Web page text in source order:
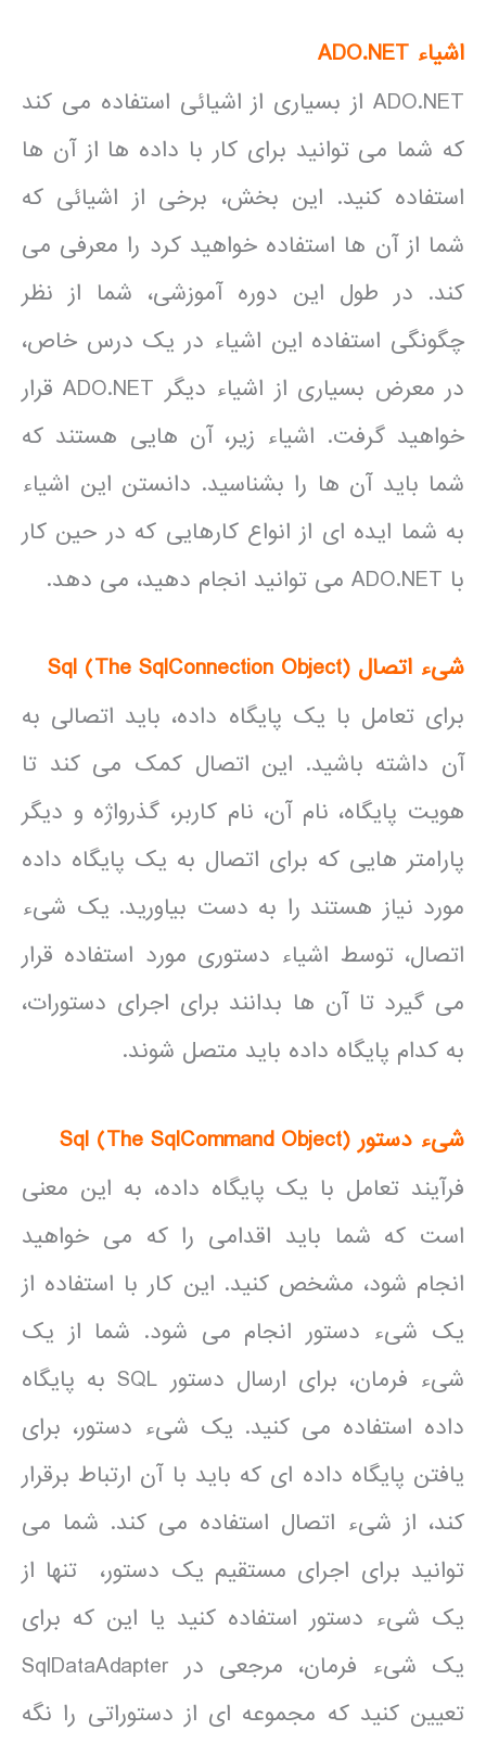
اشیاء ADO.NET
ADO.NET از بسیاری از اشیائی استفاده می کند
که شما می توانید برای کار با داده ها از آن ها
استفاده کنید. این بخش، برخی از اشیائی که
شما از آن ها استفاده خواهید کرد را معرفی می
کند. در طول این دوره آموزشی، شما از نظر
چگونگی استفاده این اشیاء در یک درس خاص،
در معرض بسیاری از اشیاء دیگر ADO.NET قرار
خواهید گرفت. اشیاء زیر، آن هایی هستند که
شما باید آن ها را بشناسید. دانستن این اشیاء
به شما ایده ای از انواع کارهایی که در حین کار
با ADO.NET می توانید انجام دهید، می دهد.
شیء اتصال Sql (The SqlConnection Object)
برای تعامل با یک پایگاه داده، باید اتصالی به
آن داشته باشید. این اتصال کمک می کند تا
هویت پایگاه، نام آن، نام کاربر، گذرواژه و دیگر
پارامتر هایی که برای اتصال به یک پایگاه داده
مورد نیاز هستند را به دست بیاورید. یک شیء
اتصال، توسط اشیاء دستوری مورد استفاده قرار
می گیرد تا آن ها بدانند برای اجرای دستورات،
به کدام پایگاه داده باید متصل شوند.
شیء دستور Sql (The SqlCommand Object)
فرآیند تعامل با یک پایگاه داده، به این معنی
است که شما باید اقدامی را که می خواهید
انجام شود، مشخص کنید. این کار با استفاده از
یک شیء دستور انجام می شود. شما از یک
شیء فرمان، برای ارسال دستور SQL به پایگاه
داده استفاده می کنید. یک شیء دستور، برای
یافتن پایگاه داده ای که باید با آن ارتباط برقرار
کند، از شیء اتصال استفاده می کند. شما می
توانید برای اجرای مستقیم یک دستور، تنها از
یک شیء دستور استفاده کنید یا این که برای
یک شیء فرمان، مرجعی در SqlDataAdapter
تعیین کنید که مجموعه ای از دستوراتی را نگه